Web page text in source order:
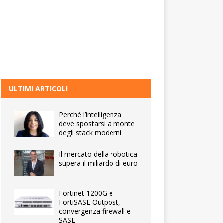
ULTIMI ARTICOLI
Perché l’intelligenza
deve spostarsi a monte
degli stack moderni
Il mercato della robotica
supera il miliardo di euro
Fortinet 1200G e
FortiSASE Outpost,
convergenza firewall e
SASE